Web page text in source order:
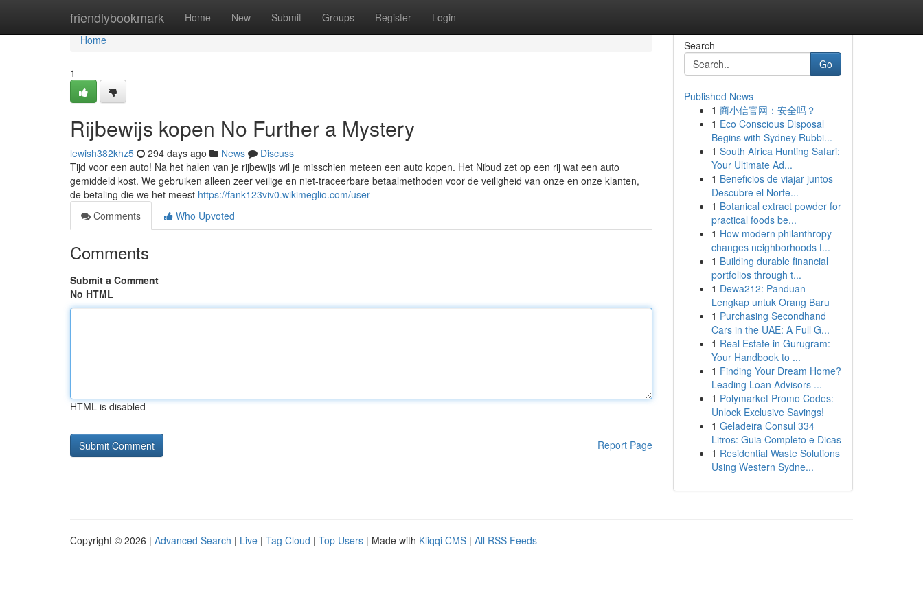
friendlybookmark Home New Submit Groups Register Login
Home
Home
1
Rijbewijs kopen No Further a Mystery
lewish382khz5 294 days ago News
Discuss
Tijd voor een auto! Na het halen van je rijbewijs wil je misschien meteen een auto kopen. Het Nibud zet op een rij wat een auto
gemiddeld kost. We gebruiken alleen zeer veilige en niet-traceerbare betaalmethoden voor de veiligheid van onze en onze klanten,
de betaling die we het meest https://fank123viv0.wikimeglio.com/user
Comments
Who Upvoted
Comments
Submit a Comment
No HTML
HTML is disabled
Report Page
Search
Go
Published News
1 商小信官网：安全吗？
1 Eco Conscious Disposal
Begins with Sydney Rubbi...
1 South Africa Hunting Safari:
Your Ultimate Ad...
1 Beneficios de viajar juntos
Descubre el Norte...
1 Botanical extract powder for
practical foods be...
1 How modern philanthropy
changes neighborhoods t...
1 Building durable financial
portfolios through t...
1 Dewa212: Panduan
Lengkap untuk Orang Baru
1 Purchasing Secondhand
Cars in the UAE: A Full G...
1 Real Estate in Gurugram:
Your Handbook to ...
1 Finding Your Dream Home?
Leading Loan Advisors ...
1 Polymarket Promo Codes:
Unlock Exclusive Savings!
1 Geladeira Consul 334
Litros: Guia Completo e Dicas
1 Residential Waste Solutions
Using Western Sydne...
Copyright © 2026 | Advanced Search | Live | Tag Cloud | Top Users | Made with Kliqqi CMS | All RSS Feeds